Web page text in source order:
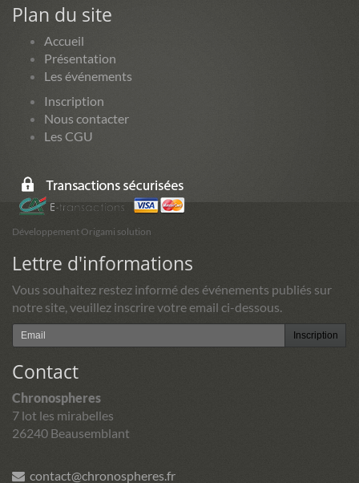
Plan du site
Accueil
Présentation
Les événements
Inscription
Nous contacter
Les CGU
Développement Origami solution
Lettre d'informations
Vous souhaitez restez informé des événements publiés sur
notre site, veuillez inscrire votre email ci-dessous.
Inscription
Contact
Chronospheres
7 lot les mirabelles
26240 Beausemblant
contact@chronospheres.fr